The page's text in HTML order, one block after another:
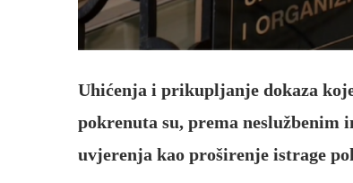
Uhićenja i prikupljanje dokaza
pokrenuta su, prema
uvjerenja kao proširenje istrage